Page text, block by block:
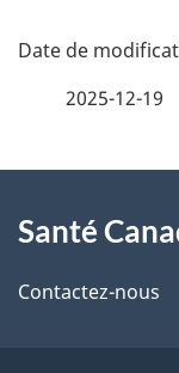
D
i
l
2025-12-19
propos
de
Santé
Contactez-nous